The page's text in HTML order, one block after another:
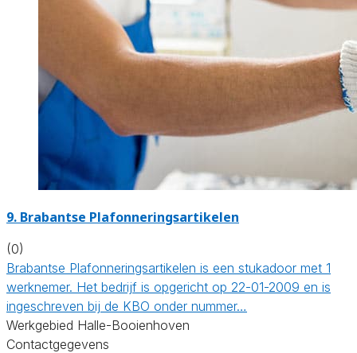
9. Brabantse Plafonneringsartikelen
(0)
Brabantse Plafonneringsartikelen is een stukadoor met 1
werknemer. Het bedrijf is opgericht op 22-01-2009 en is
ingeschreven bij de KBO onder nummer…
Werkgebied Halle-Booienhoven
Contactgegevens